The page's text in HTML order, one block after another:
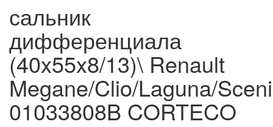
сальник
дифференциала
(40x55x8/13)\ Renault
Megane/Clio/Laguna/
01033808B CORTECO